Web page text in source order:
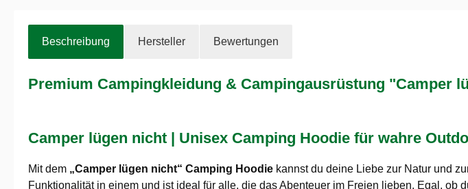
Beschreibung Hersteller Bewertungen
Premium Campingkleidung & Campingausrüstung "Camper
Camper lügen nicht | Unisex Camping Hoodie für wahre
Mit dem „Camper lügen nicht“ Camping Hoodie kannst du deine Liebe zur Natur und
Funktionalität in einem und ist ideal für alle, die das Abenteuer im Freien lieben. Egal, ob